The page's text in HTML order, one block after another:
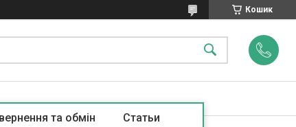
Кошик
та обмін Статьи